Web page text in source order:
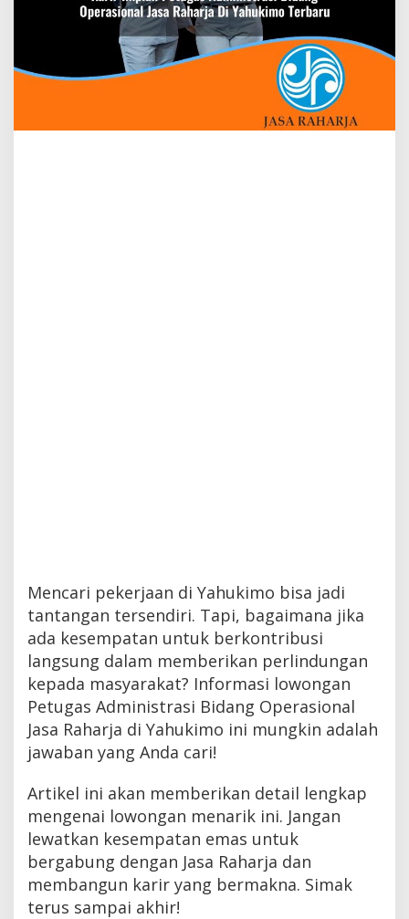
Mencari pekerjaan di Yahukimo bisa jadi
tantangan tersendiri. Tapi, bagaimana jika
ada kesempatan untuk berkontribusi
langsung dalam memberikan perlindungan
kepada masyarakat? Informasi lowongan
Petugas Administrasi Bidang Operasional
Jasa Raharja di Yahukimo ini mungkin adalah
jawaban yang Anda cari!
Artikel ini akan memberikan detail lengkap
mengenai lowongan menarik ini. Jangan
lewatkan kesempatan emas untuk
bergabung dengan Jasa Raharja dan
membangun karir yang bermakna. Simak
terus sampai akhir!